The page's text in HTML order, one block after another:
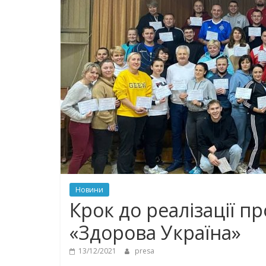
Новини
Крок до реалізації
«Здорова Україна»
13/12/2021 presa